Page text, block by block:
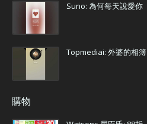
Suno: 為何每天說愛你
Topmediai: 外婆的相簿
購物